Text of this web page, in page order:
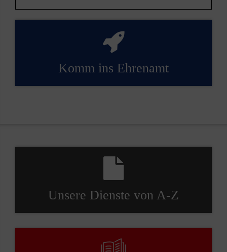
Komm ins Ehrenamt
Unsere Dienste von A-Z